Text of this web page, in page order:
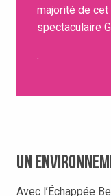
majorité de
spectaculaire
.
Un
Avec l’Échappée